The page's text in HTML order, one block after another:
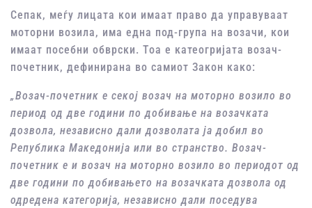
Сепак, меѓу лицата кои имаат право да управуваат
моторни возила, има една под-група на возачи, кои
имаат посебни обврски. Тоа е катеогријата возач-
почетник, дефинирана во самиот Закон како:
„Возач-почетник е секој возач на моторно возило во
период од две години по добивање на возачката
дозвола, независно дали дозволата ја добил во
Република Македонија или во странство. Возач-
почетник е и возач на моторно возило во периодот од
две години по добивањето на возачката дозвола од
одредена категорија, независно дали поседува